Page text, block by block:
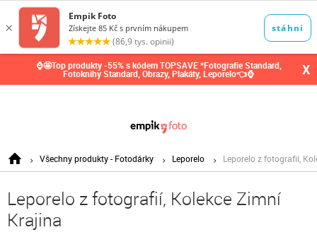
⌚🤩Top produkty -55% s kódem TOPSAVE *Fotografie Standard,
Fotoknihy Standard, Obrazy, Plakáty, Leporelo👈⌚ X
Všechny produkty - Fotodárky Leporelo Leporelo z fotografií,
Leporelo z fotografií, Kolekce Zimní
Krajina